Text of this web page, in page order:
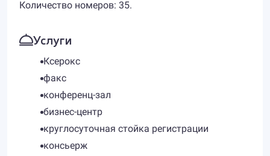
Количество номеров: 35.
Услуги
Ксерокс
факс
конференц-зал
бизнес-центр
круглосуточная стойка регистрации
консьерж